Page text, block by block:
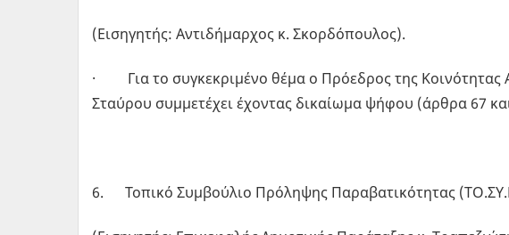
(Εισηγητής: Αντιδήμαρχος κ. Σκορδόπουλος).
· Για το συγκεκριμένο θέμα ο Πρόεδρος της Κοινότητας
Σταύρου συμμετέχει έχοντας δικαίωμα ψήφου (άρθρα 67
6. Τοπικό Συμβούλιο Πρόληψης Παραβατικότητας